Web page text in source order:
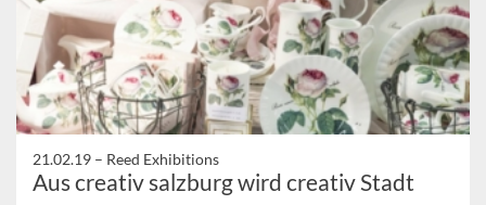
21.02.19 – Reed Exhibitions
Aus creativ salzburg wird creativ Stadt